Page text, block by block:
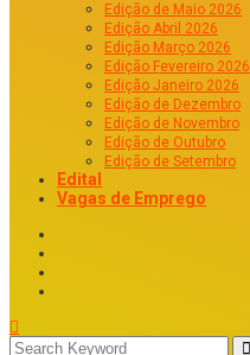
Edição de Maio 2026
Edição Abril 2026
Edição Março 2026
Edição Fevereiro 2026
Edição Janeiro 2026
Edição de Dezembro
Edição de Novembro
Edição de Outubro
Edição de Setembro
Edital
Vagas de Emprego